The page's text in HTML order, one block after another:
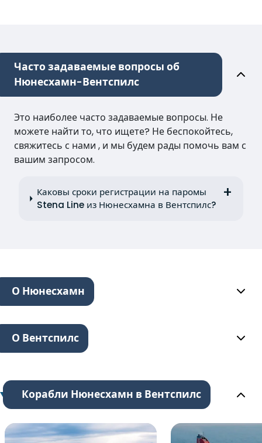
Часто задаваемые вопросы об
Нюнесхамн-Вентспилс
Это наиболее часто задаваемые вопросы. Не
можете найти то, что ищете? Не беспокойтесь,
свяжитесь с нами , и мы будем рады помочь вам с
вашим запросом.
Каковы сроки регистрации на паромы
Stena Line из Нюнесхамна в Вентспилс?
О Нюнесхамн
О Вентспилс
Корабли Нюнесхамн в Вентспилс